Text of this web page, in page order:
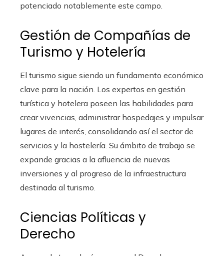
potenciado notablemente este campo.
Gestión de Compañías de
Turismo y Hotelería
El turismo sigue siendo un fundamento económico
clave para la nación. Los expertos en gestión
turística y hotelera poseen las habilidades para
crear vivencias, administrar hospedajes y impulsar
lugares de interés, consolidando así el sector de
servicios y la hostelería. Su ámbito de trabajo se
expande gracias a la afluencia de nuevas
inversiones y al progreso de la infraestructura
destinada al turismo.
Ciencias Políticas y
Derecho